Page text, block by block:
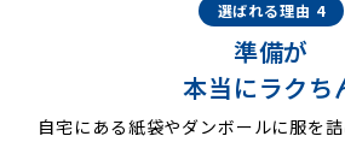
選ばれる理由 4
準備が
本当にラクち
自宅にある紙袋やダンボールに服を